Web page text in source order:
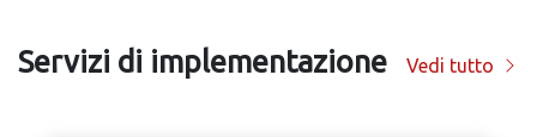
Servizi di implementazione Vedi tutto